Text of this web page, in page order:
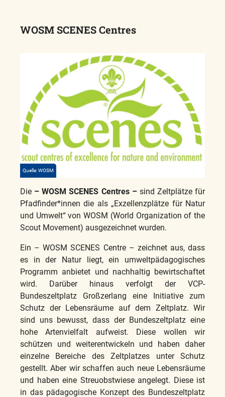
WOSM SCENES Centres
Quelle: WOSM
Die – WOSM SCENES Centres –sind Zeltplätze für
Pfadfinder*innen die als „Exzellenzplätze für Natur
und Umwelt“ von WOSM (World Organization of the
Scout Movement) ausgezeichnet wurden.
Ein – WOSM SCENES Centre – zeichnet aus, dass
es in der Natur liegt, ein umweltpädagogisches
Programm anbietet und nachhaltig bewirtschaftet
wird. Darüber hinaus verfolgt der VCP-
Bundeszeltplatz Großzerlang eine Initiative zum
Schutz der Lebensräume auf dem Zeltplatz. Wir
sind uns bewusst, dass der Bundeszeltplatz eine
hohe Artenvielfalt aufweist. Diese wollen wir
schützen und weiterentwickeln und haben daher
einzelne Bereiche des Zeltplatzes unter Schutz
gestellt. Aber wir schaffen auch neue Lebensräume
und haben eine Streuobstwiese angelegt. Diese ist
in das pädagogische Konzept des Bundeszeltplatz